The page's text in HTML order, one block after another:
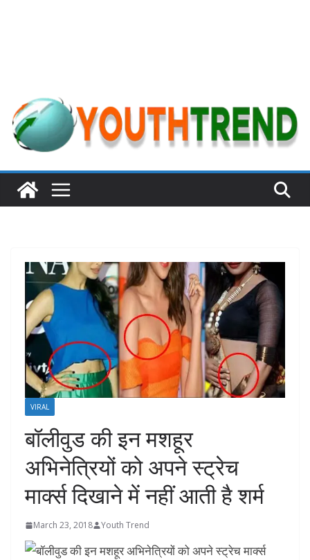
VIRAL
बॉलीवुड की इन मशहूर
अभिनेत्रियों को अपने स्ट्रेच
मार्क्स दिखाने में नहीं आती है शर्म
March 23, 2018 Youth Trend